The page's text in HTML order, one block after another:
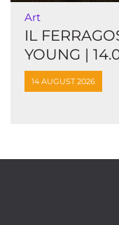
Art
IL
YOUNG |
14 AUGUST 2026